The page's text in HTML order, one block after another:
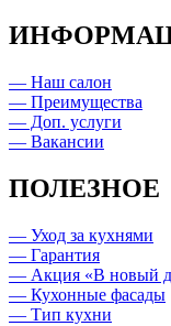
— Наш салон
— Преимущества
— Доп. услуги
— Вакансии
ПОЛЕЗНОЕ
— Уход за кухнями
— Гарантия
— Акция «В новый
— Кухонные фасады
— Тип кухни